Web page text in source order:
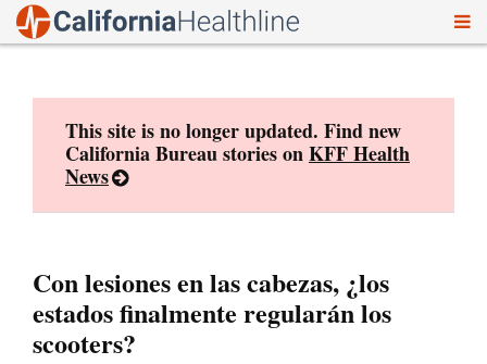
This site is no longer updated. Find new
California Bureau stories onKFF Health
News
Con lesiones en las cabezas, ¿los
estados finalmente regularán los
scooters?